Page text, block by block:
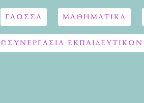
ΓΛΏΣΣΑ ΜΑΘΗΜΑΤΙΚΆ
©ΣΥΝΕΡΓΑΣΙΑ